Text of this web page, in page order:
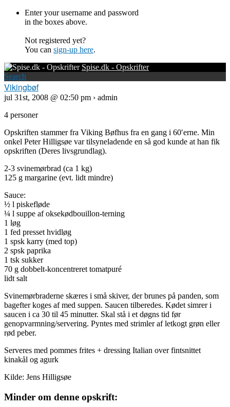
Enter your username and password
in the boxes above.
Not registered yet?
You can sign-up here.
Spise.dk - Opskrifter
Search
Vikingbøf
jul 31st, 2008 @ 02:50 pm › admin
4 personer
Opskriften stammer fra Viking Bøfhus fra en gang i 60′erne. Min
onkel Peter Hilligsøe var tilsyneladende en så god kunde at han fik
opskriften (Deres livsgrundlag).
2-3 svinemørbrad (ca 1 kg)
125 g margarine (evt. lidt mindre)
Sauce:
½ l piskefløde
¼ l suppe af oksekødbouillon-terning
1 løg
1 fed presset hvidløg
1 spsk karry (med top)
2 spsk paprika
1 tsk sukker
70 g dobbelt-koncentreret tomatpuré
lidt salt
Svinemørbraderne skæres i små skiver, der brunes på panden, som
bagefter koges af med suppen. Saucen tilberedes. Kødet simrer i
saucen i ca 30 til 45 minutter. Skal stå i et døgns tid før
genopvarmning/servering. Pyntes med strimler af letkogt grøn eller
rød peber.
Serveres med pommes frites + dressing Italian over fintsnittet
kinakål og agurk
Kilde: Jens Hilligsøe
Minder om denne opskrift: